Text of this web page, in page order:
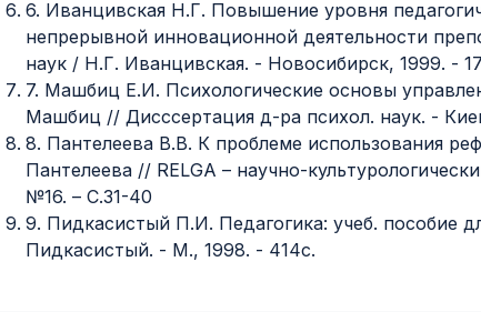
6. Иванцивская Н.Г. Повышение уровня
непрерывной инновационной деятельности
наук / Н.Г. Иванцивская. - Новосибирск, 1999. -
7. Машбиц Е.И. Психологические основы
Машбиц // Дисссертация д-ра психол. наук. -
8. Пантелеева В.В. К проблеме использования
Пантелеева // RELGA – научно-
№16. – С.31-40
9. Пидкасистый П.И. Педагогика: учеб. пособие
Пидкасистый. - М., 1998. - 414с.